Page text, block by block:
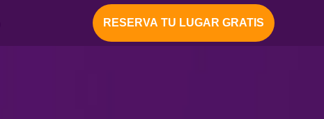
RESERVA TU LUGAR GRATIS